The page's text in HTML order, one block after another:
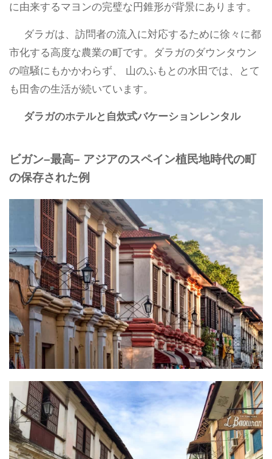
に由来するマヨンの完璧な円錐形が背景にあります。
ダラガは、訪問者の流入に対応するために徐々に都
市化する高度な農業の町です。ダラガのダウンタウン
の喧騒にもかかわらず、 山のふもとの水田では、とて
も田舎の生活が続いています。
ダラガのホテルと自炊式バケーションレンタル
ビガン–最高– アジアのスペイン植民地時代の町
の保存された例